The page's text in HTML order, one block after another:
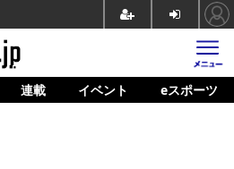
連載 イベント eスポーツ